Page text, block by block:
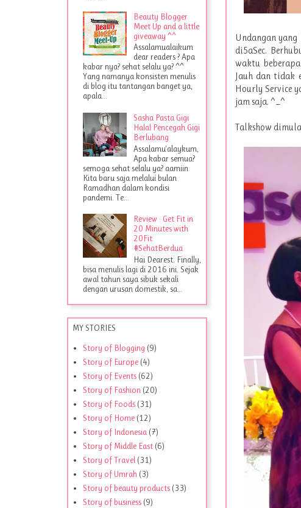
Undangan
di5aSec.
waktu
Jauh dan tidak
Hourly Service
jam saja. ^_^
Talkshow
Beauty Blogger
Meet Up and a little
giveaway ^^
Assalamualaikum
dear readers ? Apa
kabar nya? sehat selalu ya? ^^
Yang namanya konsisten menulis
di blog itu tantangan banget ya,
apala...
Sasha Pasta Gigi
Halal Pencegah Gigi
Berlubang
Assalamu'alaykum,
Apa kabar semua?
semoga sehat selalu ya? aamiin
Kita baru saja melalui bulan
Ramadhan dalam kondisi
pandemi. Te...
Review : Get Fit in
20 Minutes with
20Fit
#SehatBerdua
Hai Dearest. Finally,
bisa menulis lagi di 2016 ini. Sejak
awal tahun saya sibuk sekali
dengan urusan domestik, sa...
MY STORIES
Story of Blogging (9)
Story of Europe (4)
Story of Events (62)
Story of Fashion (20)
Story of Foods (31)
Story of Home (12)
Story of Indonesia (7)
Story of Middle East (6)
Story of Travel (31)
Story of Umrah (3)
Story of beauty products (33)
Story of business (9)